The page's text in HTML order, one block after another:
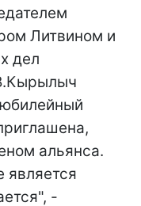
Литвином и
дел
альянса.
является
-